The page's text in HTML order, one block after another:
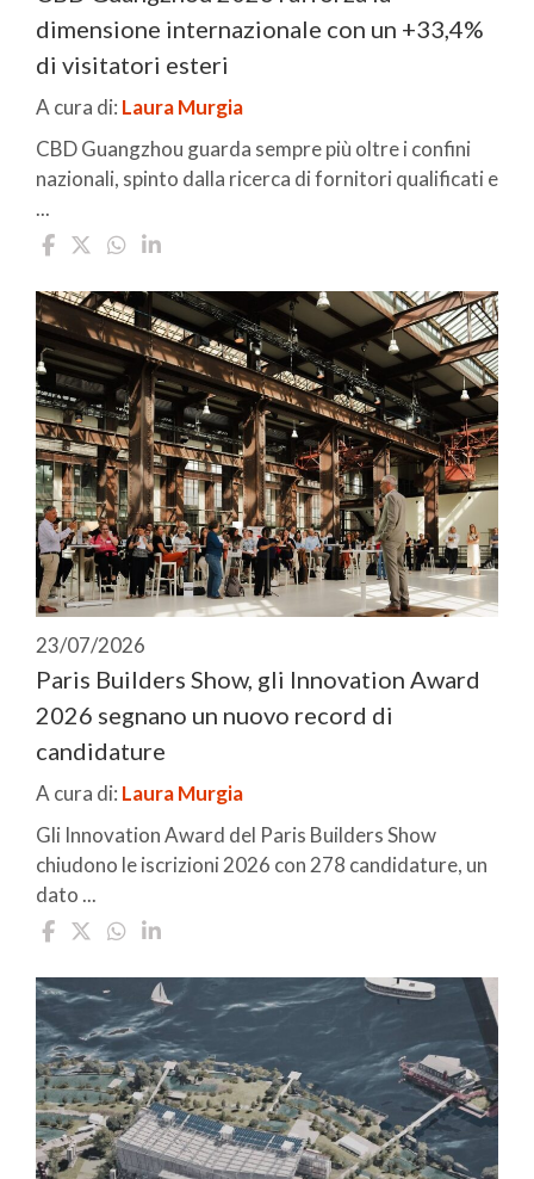
dimensione internazionale con un +33,4%
di visitatori esteri
A cura di: Laura Murgia
CBD Guangzhou guarda sempre più oltre i confini
nazionali, spinto dalla ricerca di fornitori qualificati e
...
23/07/2026
Paris Builders Show, gli Innovation Award
2026 segnano un nuovo record di
candidature
A cura di: Laura Murgia
Gli Innovation Award del Paris Builders Show
chiudono le iscrizioni 2026 con 278 candidature, un
dato ...